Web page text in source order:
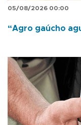
05/08/2026 00:00
“Agro gaúcho